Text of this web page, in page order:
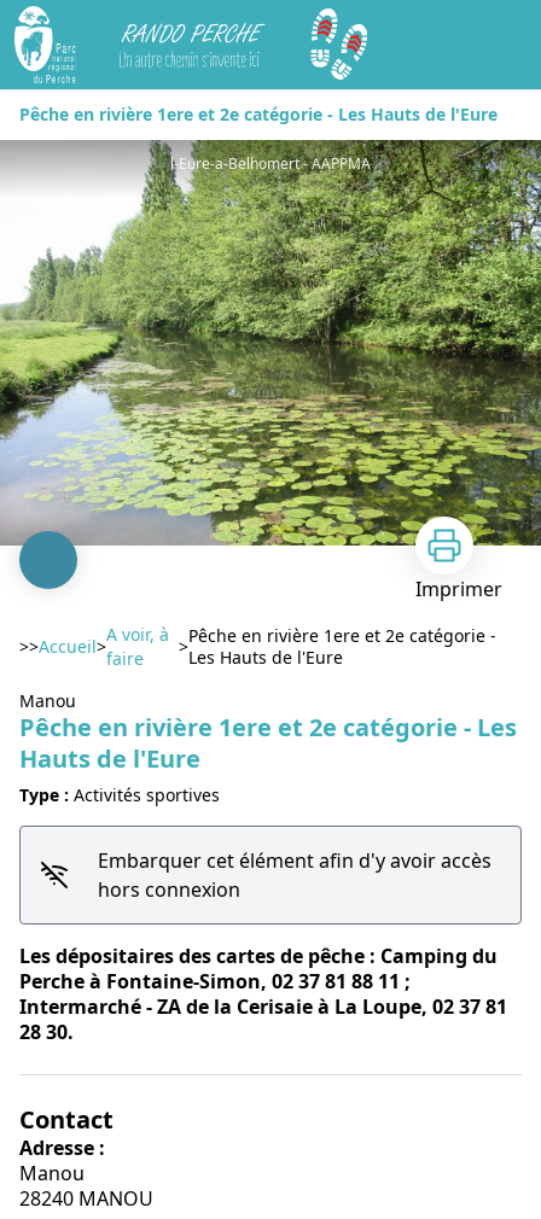
Rando Perche
Pêche en rivière 1ere et 2e catégorie - Les Hauts de l'Eure
l-Eure-a-Belhomert - AAPPMA
Imprimer
>>Accueil>
A voir, à
faire
>Pêche en rivière 1ere et 2e catégorie -
Les Hauts de l'Eure
Manou
Pêche en rivière 1ere et 2e catégorie - Les
Hauts de l'Eure
Type : Activités sportives
Embarquer cet élément afin d'y avoir accès
hors connexion
Les dépositaires des cartes de pêche : Camping du
Perche à Fontaine-Simon, 02 37 81 88 11 ;
Intermarché - ZA de la Cerisaie à La Loupe, 02 37 81
28 30.
Contact
Adresse :
Manou
28240 MANOU